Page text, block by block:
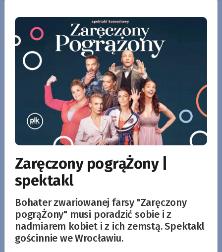
Zaręczony pogrąŻony |
spektakl
Bohater zwariowanej farsy "Zaręczony
pogrąŻony" musi poradzić sobie i z
nadmiarem kobiet i z ich zemstą. Spektakl
gościnnie we Wrocławiu.